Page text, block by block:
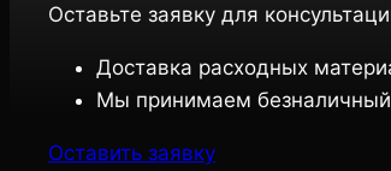
Оставьте заявку для
Доставка расходных
Мы принимаем безналичный
Оставить заявку